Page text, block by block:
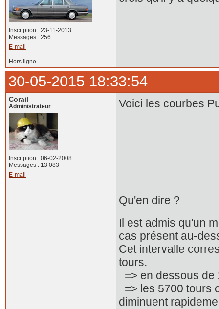
Inscription : 23-11-2013
Messages : 256
E-mail
Hors ligne
30-05-2015 18:33:54
Corail
Administrateur
Inscription : 06-02-2008
Messages : 13 083
E-mail
Voici les courbes
Qu'en dire ?
Il est admis qu'un
cas présent au-
Cet intervalle
tours.
=> en dessous de
=> les 5700 tours
diminuent